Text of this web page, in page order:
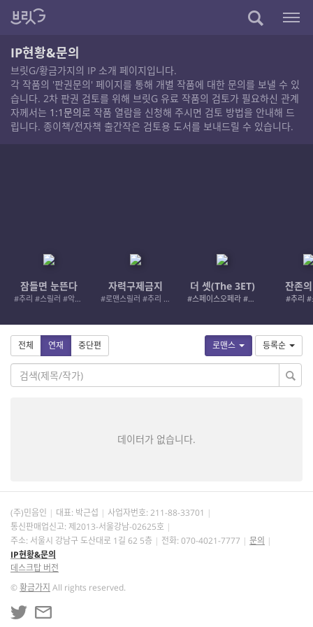
IP현황&문의
브릿G/황금가지의 IP 소개 페이지입니다.
각 작품의 '판권문의' 페이지를 통해 개별 작품에 대한 문의를 보낼 수 있
습니다. 2차 판권 검토를 위해 브릿G 유료 작품의 검토가 필요하신 관계
자께서는 1:1문의로 작품 열람을 신청해 주시면 검토 방법을 안내해 드
립니다. 종이책/전자책 출간작은 검토용 도서를 보내드릴 수 있습니다.
잠들면 눈뜬다
#추리 #스릴러 #악인 #로드레이지
자력구제금지
#로맨스릴러 #추리 #여성서사 #사적제재
더 셋(The 3ET)
#스페이스오페라 #우주활극
잔존
#추리 #
로맨스 등록순
전체 연재 중단편
데이터가 없습니다.
(주)민음인 대표: 박근섭 사업자번호: 211-88-33701
통신판매업신고: 제2013-서울강남-02625호
주소: 서울시 강남구 도산대로 1길 62 5층
전화: 070-4021-7777
문의
IP현황&문의
데스크탑 버전
©황금가지 All rights reserved.